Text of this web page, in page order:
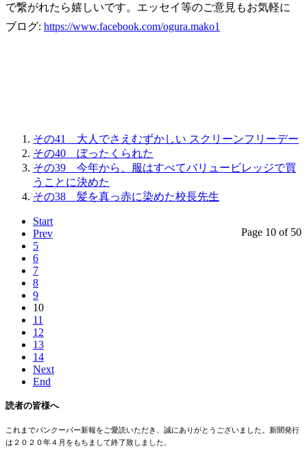
で繋がれたら嬉しいです。エッセイ等のご意見もお気軽に
ブログ: https://www.facebook.com/ogura.mako1
その41 大人でさえむずかしい スクリーンフリーデー
その40 ぼったくられた
その39 今年から、服はすべてバリュービレッジで買
うことに決めた
その38 髪を真っ赤に染めた校長先生
Page 10 of 50
Start
Prev
5
6
7
8
9
10
11
12
13
14
Next
End
読者の皆様へ
これまでバンクーバー新報をご愛読いただき、誠にありがとうございました。新聞発行
は２０２０年４月をもちまして終了致しました。